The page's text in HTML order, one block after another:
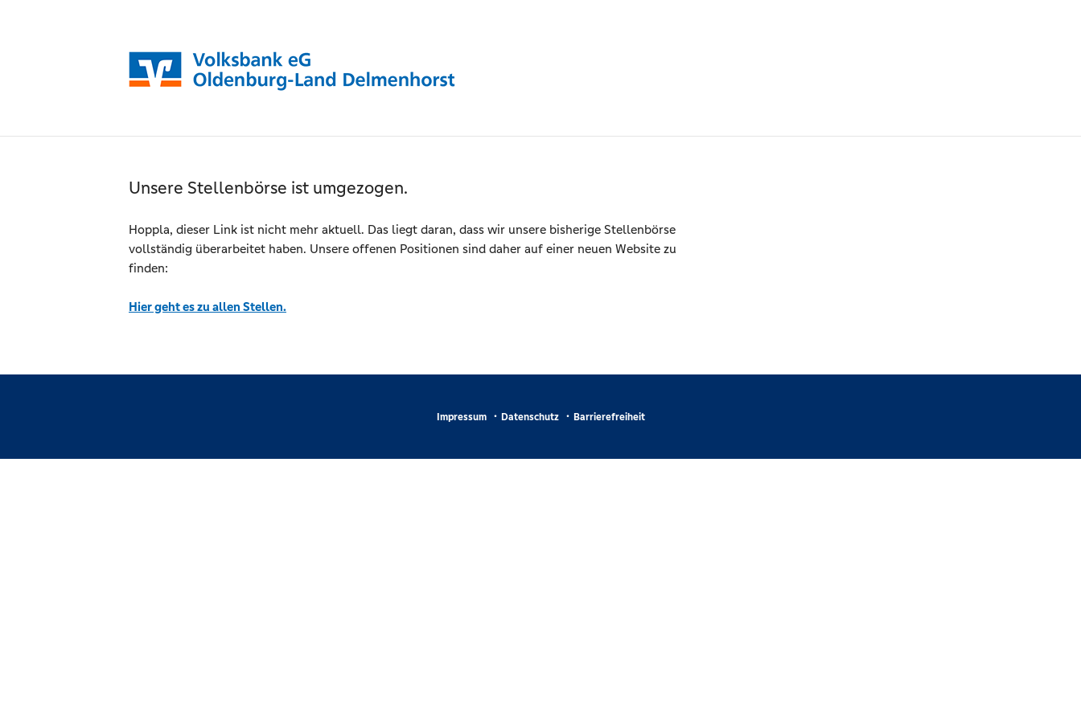
Unsere Stellenbörse ist umgezogen.
Hoppla, dieser Link ist nicht mehr aktuell. Das liegt daran, dass wir unsere bisherige Stellenbörse
vollständig überarbeitet haben. Unsere offenen Positionen sind daher auf einer neuen Website zu
finden:
Hier geht es zu allen Stellen.
Impressum Datenschutz Barrierefreiheit